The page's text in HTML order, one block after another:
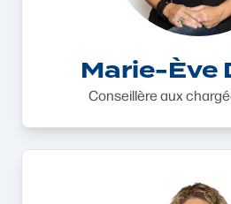
Marie-Ève
Conseillère aux